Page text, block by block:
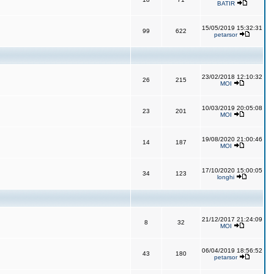
BATIR
99 622
15/05/2019 15:32:31
petarsor
26 215
23/02/2018 12:10:32
MOI
23 201
10/03/2019 20:05:08
MOI
14 187
19/08/2020 21:00:46
MOI
34 123
17/10/2020 15:00:05
longhi
8 32
21/12/2017 21:24:09
MOI
43 180
06/04/2019 18:56:52
petarsor